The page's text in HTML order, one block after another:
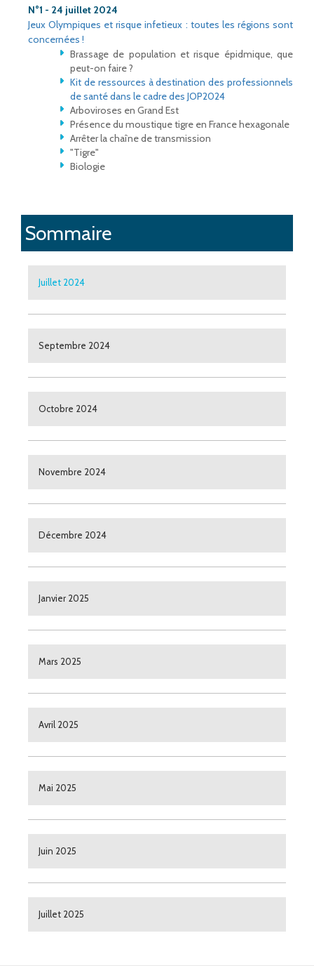
N°1 - 24 juillet 2024
Jeux Olympiques et risque infetieux : toutes les régions sont
concernées !
Brassage de population et risque épidmique, que
peut-on faire ?
Kit de ressources à destination des professionnels
de santé dans le cadre des JOP2024
Arboviroses en Grand Est
Présence du moustique tigre en France hexagonale
Arrêter la chaîne de transmission
"Tigre"
Biologie
Sommaire
Juillet 2024
Septembre 2024
Octobre 2024
Novembre 2024
Décembre 2024
Janvier 2025
Mars 2025
Avril 2025
Mai 2025
Juin 2025
Juillet 2025